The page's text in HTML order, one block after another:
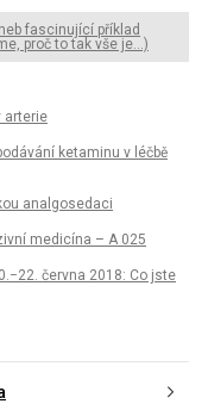
fascinující příklad
proč to tak vše je…)
arterie
ketaminu v léčbě
analgosedaci
medicína – A 025
června 2018: Co jste